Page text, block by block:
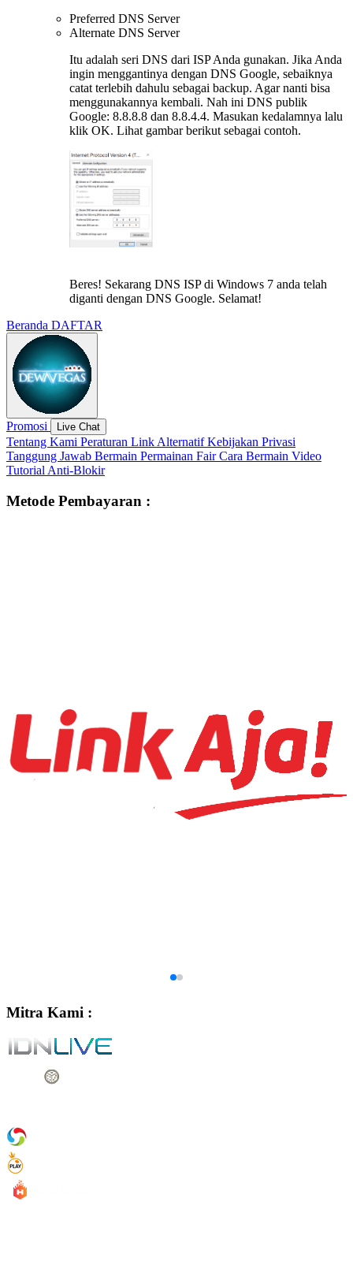
Preferred DNS Server
Alternate DNS Server
Itu adalah seri DNS dari ISP Anda gunakan. Jika Anda
ingin menggantinya dengan DNS Google, sebaiknya
catat terlebih dahulu sebagai backup. Agar nanti bisa
menggunakannya kembali. Nah ini DNS publik
Google: 8.8.8.8 dan 8.8.4.4. Masukan kedalamnya lalu
klik OK. Lihat gambar berikut sebagai contoh.
Beres! Sekarang DNS ISP di Windows 7 anda telah
diganti dengan DNS Google. Selamat!
Beranda DAFTAR
Promosi Live Chat
Tentang Kami Peraturan Link AlternatifKebijakan Privasi
Tanggung Jawab Bermain Permainan FairCara Bermain Video
Tutorial Anti-Blokir
Metode Pembayaran :
Mitra Kami :